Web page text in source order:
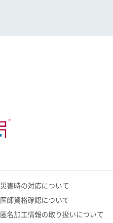
災害時の対応について
医師資格確認について
匿名加工情報の取り扱いについて